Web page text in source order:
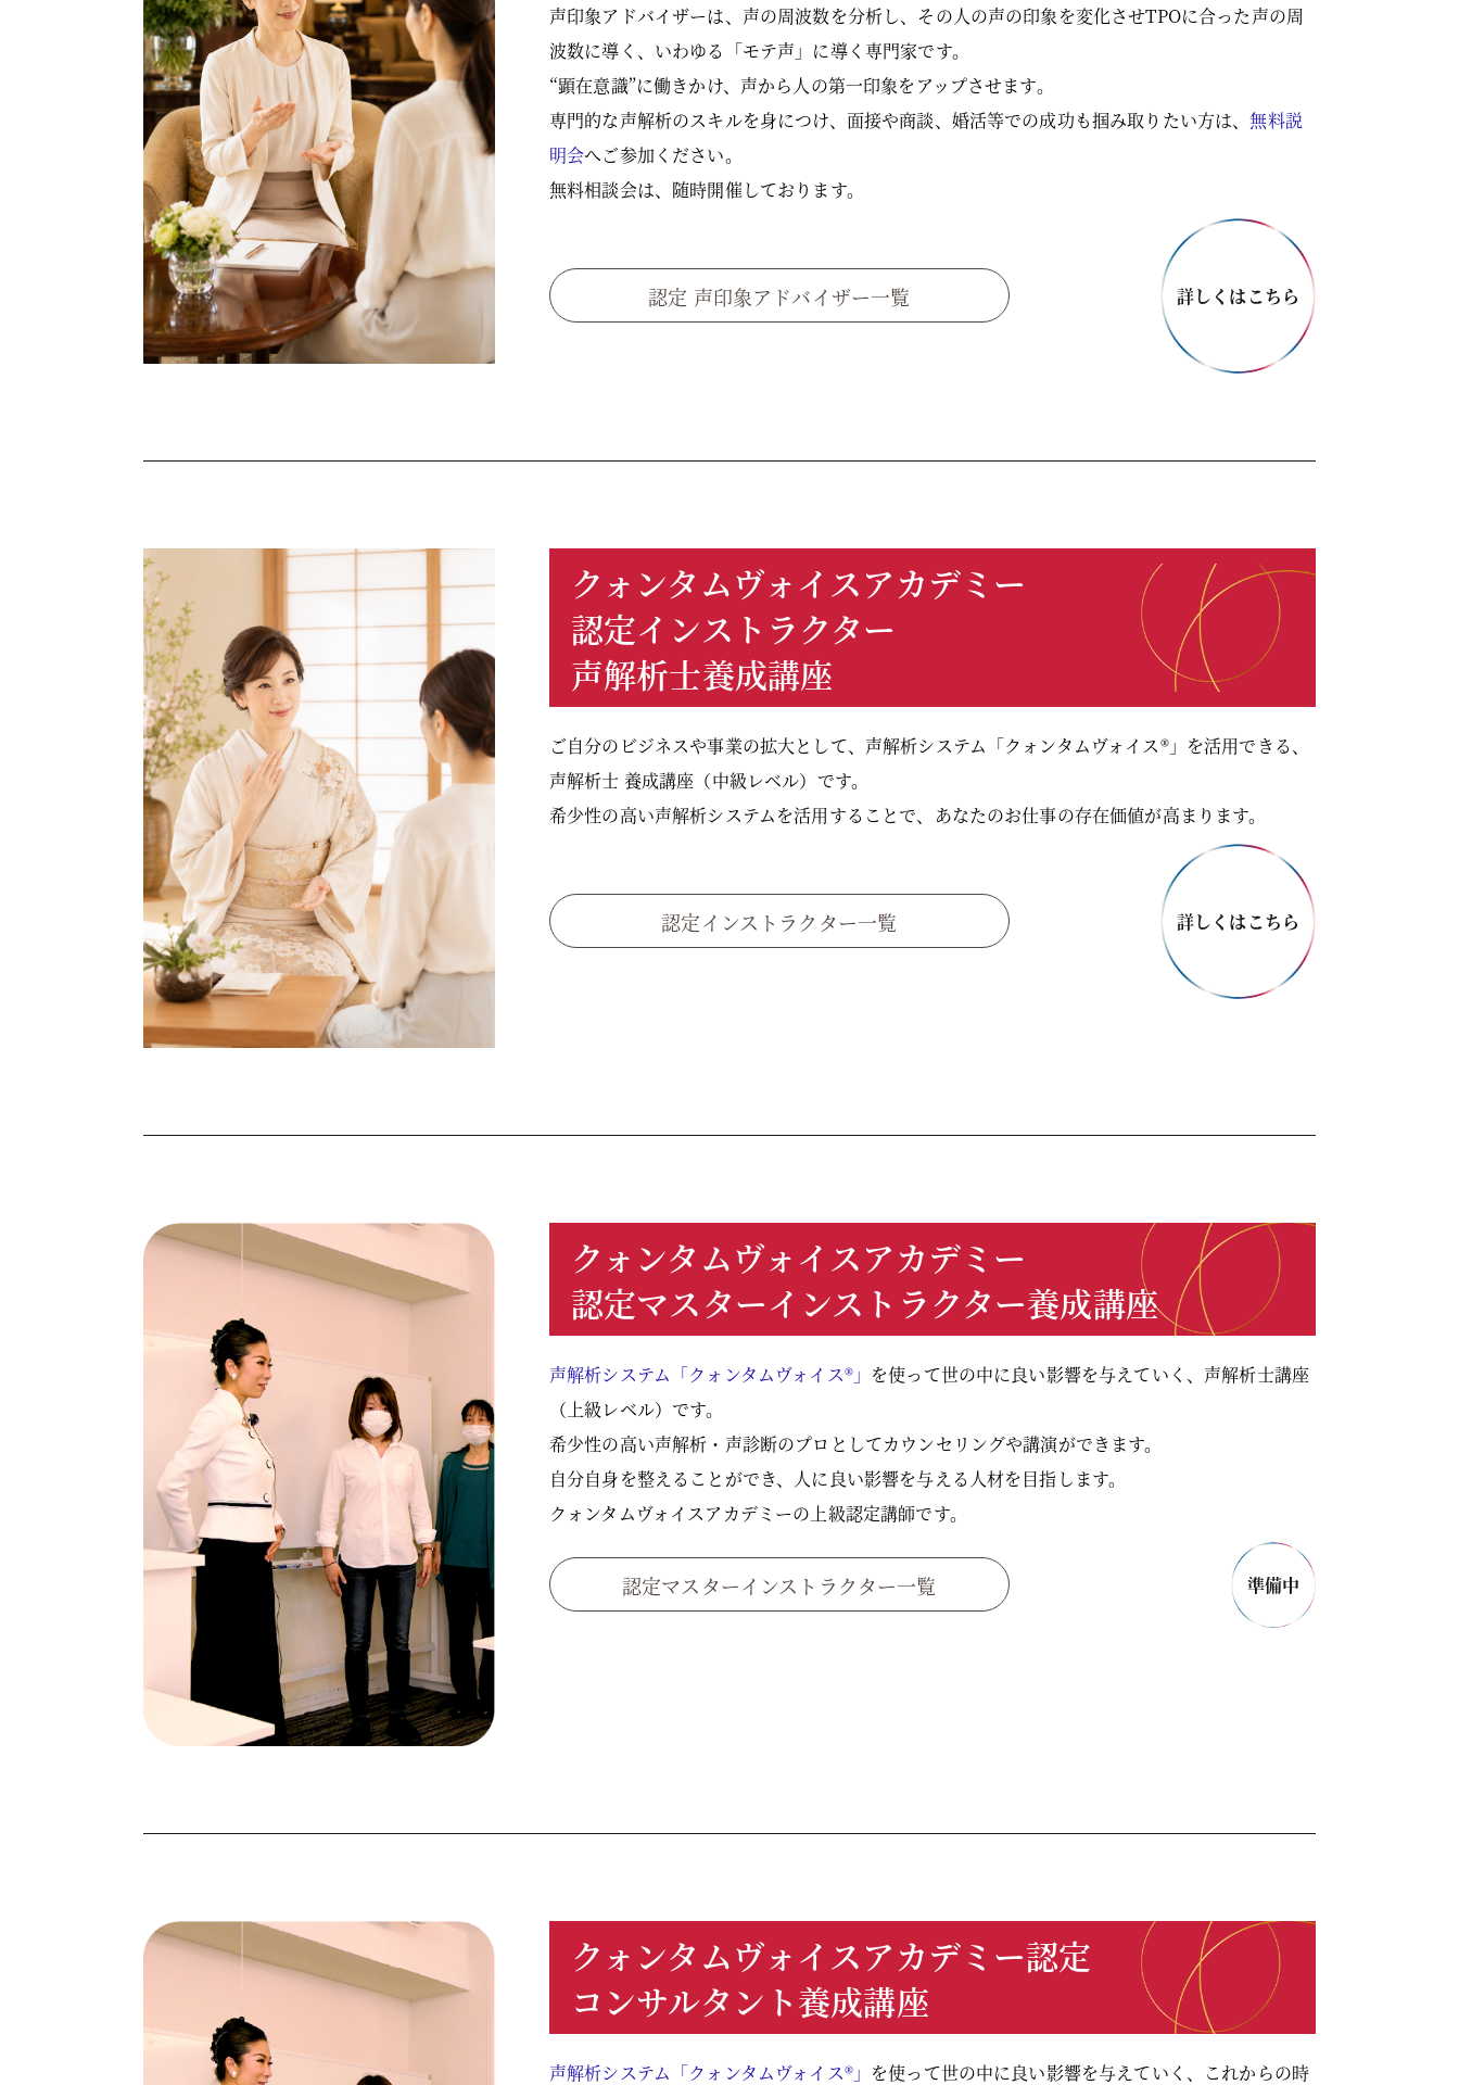
声印象アドバイザーは、声の周波数を分析し、その人の声の印象を変化させTPOに合った声の周
波数に導く、いわゆる「モテ声」に導く専門家です。
“顕在意識”に働きかけ、声から人の第一印象をアップさせます。
専門的な声解析のスキルを身につけ、面接や商談、婚活等での成功も掴み取りたい方は、無料説
明会へご参加ください。
無料相談会は、随時開催しております。
認定 声印象アドバイザー一覧 詳しくはこちら
クォンタムヴォイスアカデミー
認定インストラクター
声解析士養成講座
ご自分のビジネスや事業の拡大として、声解析システム「クォンタムヴォイス®」を活用できる、
声解析士 養成講座（中級レベル）です。
希少性の高い声解析システムを活用することで、あなたのお仕事の存在価値が高まります。
認定インストラクター一覧 詳しくはこちら
クォンタムヴォイスアカデミー
認定マスターインストラクター養成講座
声解析システム「クォンタムヴォイス®」 を使って世の中に良い影響を与えていく、声解析士講座
（上級レベル）です。
希少性の高い声解析・声診断のプロとしてカウンセリングや講演ができます。
自分自身を整えることができ、人に良い影響を与える人材を目指します。
クォンタムヴォイスアカデミーの上級認定講師です。
認定マスターインストラクター一覧 準備中
クォンタムヴォイスアカデミー認定
コンサルタント養成講座
声解析システム「クォンタムヴォイス®」 を使って世の中に良い影響を与えていく、これからの時